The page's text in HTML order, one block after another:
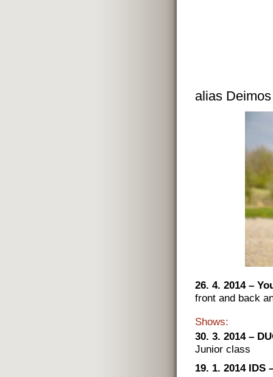
alias Deimos
26. 4. 2014 –
front and back
Shows:
30. 3. 2014 –
Junior class
19. 1. 2014